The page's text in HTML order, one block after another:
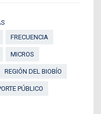
FRECUENCIA
MICROS
REGIÓN DEL BIOBÍO
PÚBLICO